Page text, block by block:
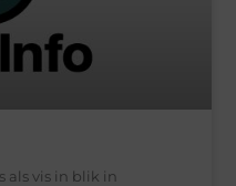
als vis in blik in